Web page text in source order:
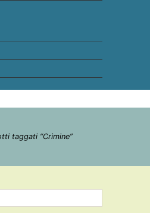
taggati “Crimine”